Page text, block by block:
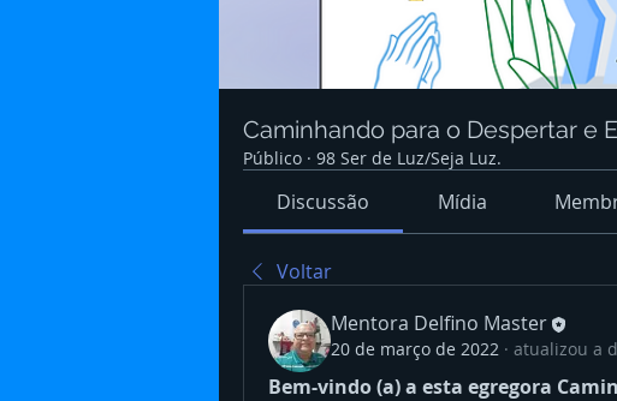
Caminhando para o Despertar e
Público · 98 Ser de Luz/Seja Luz.
Discussão Mídia
Voltar
Mentora Delfino Master
20 de março de 2022 · atualizou a
Bem-vindo (a) a esta egregora